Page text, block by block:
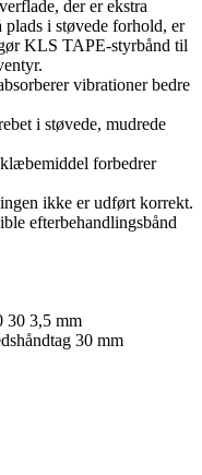
der er ekstra
i støvede forhold, er
KLS TAPE-styrbånd til
vibrationer bedre
i støvede, mudrede
forbedrer
ikke er udført korrekt.
efterbehandlingsbånd
30 3,5 mm
30 mm